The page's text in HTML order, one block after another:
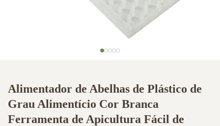
Alimentador de Abelhas de Plástico de
Grau Alimentício Cor Branca
Ferramenta de Apicultura Fácil de